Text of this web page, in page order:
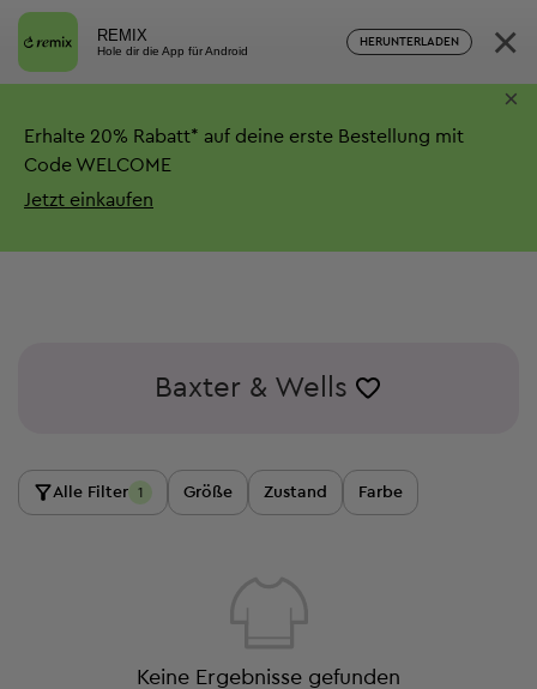
REMIX
Hole dir die App für Android
HERUNTERLADEN ×
Erhalte 20% Rabatt* auf deine erste Bestellung mit
Code WELCOME
Jetzt einkaufen
×
Baxter & Wells
Alle Filter 1 Größe Zustand Farbe
Keine Ergebnisse gefunden